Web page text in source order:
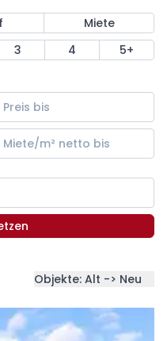
Miete
3 4 5+
Objekte: Alt -> Neu